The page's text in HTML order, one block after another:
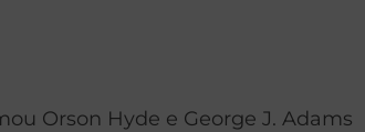
Orson Hyde e George J. Adams